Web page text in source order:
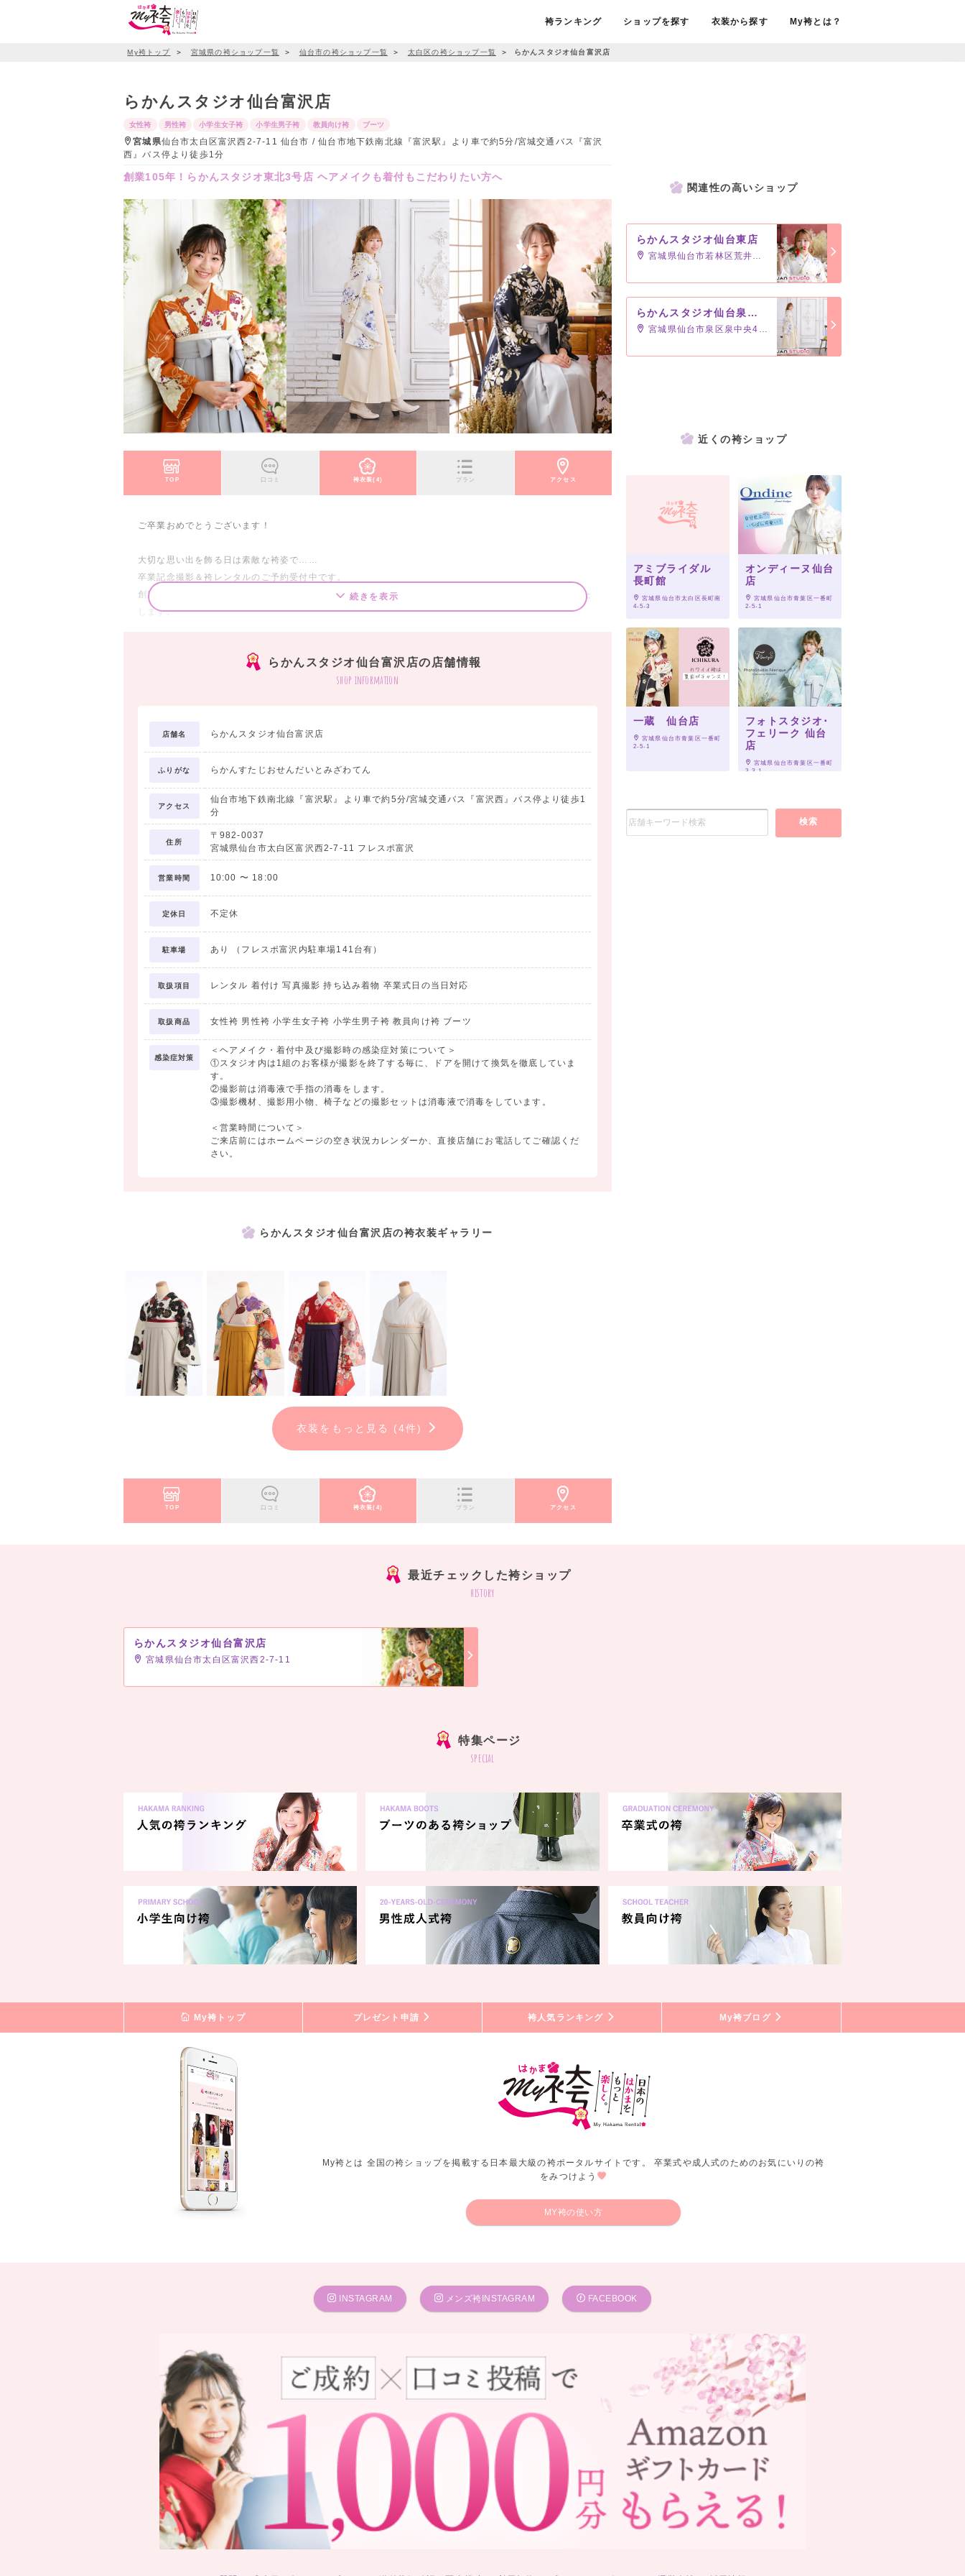
袴ランキング ショップを探す 衣装から探す My袴とは？
My袴トップ ＞ 宮城県の袴ショップ一覧 ＞ 仙台市の袴ショップ一覧 ＞ 太白区の袴ショップ一覧 ＞ らかんスタジオ仙台富沢店
らかんスタジオ仙台富沢店
女性袴 男性袴 小学生女子袴 小学生男子袴 教員向け袴 ブーツ
宮城県仙台市太白区富沢西2-7-11 仙台市 / 仙台市地下鉄南北線『富沢駅』より車で約5分/宮城交通バス『富沢
西』バス停より徒歩1分
創業105年！らかんスタジオ東北3号店 ヘアメイクも着付もこだわりたい方へ
TOP 口コミ 袴衣装(4) プラン アクセス
ご卒業おめでとうございます！
大切な思い出を飾る日は素敵な袴姿で……
卒業記念撮影＆袴レンタルのご予約受付中です。
創業105年の伝統ある写真館・らかんスタジオが、衣装・着付・ヘア・メイク、トータルプロデュースいた
します。
無料試着・相談だけでもOK!
小物アレンジや当日の流れなどもお気軽にご相談を！
★早期卒業袴レンタルキャンペーン！★
■期間 7/1(水)～8/31(月)
■来店特典
・アンケートにお答えいただくとカフェカードプレゼント！
※対象：商品合計30,000円（税込33,000円）以上のご注文より割引
着物＆袴レンタル料金より2,000円OFF！
30,000円(税込33,000円)以上の方が対象
※割引クーポンは併用不可
・・・・・・・・・・・・・・・・・・・・・・
＜9/30まで＞①撮影料＋②商品代
土日祝日追加料金5,000円(税込5,500円)
②商品代ー写真1枚から内容充実セット商品までご希望に合わせて♪
2. 髪飾り・肌着・足袋
3. 着付・ヘアセット
4. ご家族撮影
5. 平日衣装2着無料！（土日祝日は衣装1着無料）
6. スマホで自由に撮影OK！
7. Wフォトグラファーによるムービー＆メイキング撮影
①LINE登録&アンケート回答で、
[7/1～8/31まで]桜エフェクト付きA4ポスタープレゼント！
「感動ムービープラス」プレゼント！
※ご主役メイク 10,000円(税込11,000円)
[着物&袴セット内容]
着物・袴・帯・小物類・肌着・足袋
---------------------------
ご来店前にはホームページの空き状況カレンダーか、直接店舗にお電話してご確認ください。
続きを表示
らかんスタジオ仙台富沢店の店舗情報
shop information
店舗名 らかんスタジオ仙台富沢店
ふりがな らかんすたじおせんだいとみざわてん
アクセス
仙台市地下鉄南北線『富沢駅』より車で約5分/宮城交通バス『富沢西』バス停より徒歩1
分
住所
〒982-0037
宮城県仙台市太白区富沢西2-7-11 フレスポ富沢
営業時間 10:00 〜 18:00
定休日 不定休
駐車場 あり （フレスポ富沢内駐車場141台有）
取扱項目 レンタル 着付け 写真撮影 持ち込み着物 卒業式日の当日対応
取扱商品 女性袴 男性袴 小学生女子袴 小学生男子袴 教員向け袴 ブーツ
感染症対策
＜ヘアメイク・着付中及び撮影時の感染症対策について＞
①スタジオ内は1組のお客様が撮影を終了する毎に、ドアを開けて換気を徹底していま
す。
②撮影前は消毒液で手指の消毒をします。
③撮影機材、撮影用小物、椅子などの撮影セットは消毒液で消毒をしています。
＜営業時間について＞
ご来店前にはホームページの空き状況カレンダーか、直接店舗にお電話してご確認くだ
さい。
らかんスタジオ仙台富沢店の袴衣装ギャラリー
衣装をもっと見る (4件)
TOP 口コミ 袴衣装(4) プラン アクセス
関連性の高いショップ
らかんスタジオ仙台東店
宮城県仙台市若林区荒井東1-6-1
らかんスタジオ仙台泉中央店
宮城県仙台市泉区泉中央4-11-9
近くの袴ショップ
アミブライダル
長町館
宮城県仙台市太白区長町南
4-5-3
オンディーヌ仙台
店
宮城県仙台市青葉区一番町
2-5-1
一蔵 仙台店
宮城県仙台市青葉区一番町
2-5-1
フォトスタジオ･
フェリーク 仙台
店
宮城県仙台市青葉区一番町
3-3-1
検索
最近チェックした袴ショップ
history
らかんスタジオ仙台富沢店
宮城県仙台市太白区富沢西2-7-11
特集ページ
special
My袴トップ プレゼント申請 袴人気ランキング My袴ブログ
My袴とは 全国の袴ショップを掲載する日本最大級の袴ポータルサイトです。 卒業式や成人式のためのお気にいりの袴
をみつけよう
MY袴の使い方
INSTAGRAM メンズ袴INSTAGRAM FACEBOOK